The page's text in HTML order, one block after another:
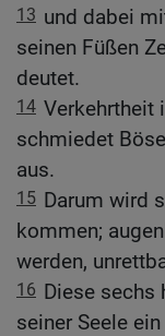
13 und dabei
seinen Füßen
deutet.
14 Verkehrtheit
schmiedet
aus.
15 Darum wird
kommen;
werden,
16 Diese sechs
seiner Seele ein